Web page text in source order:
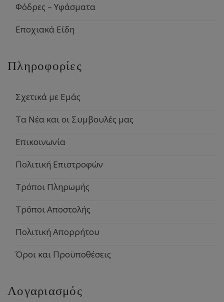
Φόδρες – Υφάσματα
Εποχιακά Είδη
Πληροφορίες
Σχετικά με Εμάς
Τα Νέα και οι Συμβουλές μας
Επικοινωνία
Πολιτική Επιστροφών
Τρόποι Πληρωμής
Τρόποι Αποστολής
Πολιτική Απορρήτου
Όροι και Προϋποθέσεις
Λογαριασμός